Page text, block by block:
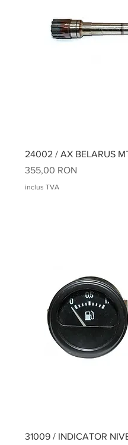
24002 / AX BELARUS
Preț
355,00 RON
inclus TVA
31009 / INDICATOR